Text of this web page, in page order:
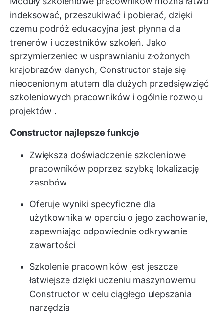
indeksować, przeszukiwać i pobierać, dzięki
czemu podróż edukacyjna jest płynna dla
trenerów i uczestników szkoleń. Jako
sprzymierzeniec w usprawnianiu złożonych
krajobrazów danych, Constructor staje się
nieocenionym atutem dla dużych przedsięwzięć
szkoleniowych pracowników i ogólnie rozwoju
projektów .
Constructor najlepsze funkcje
Zwiększa doświadczenie szkoleniowe
pracowników poprzez szybką lokalizację
zasobów
Oferuje wyniki specyficzne dla
użytkownika w oparciu o jego zachowanie,
zapewniając odpowiednie odkrywanie
zawartości
Szkolenie pracowników jest jeszcze
łatwiejsze dzięki uczeniu maszynowemu
Constructor w celu ciągłego ulepszania
narzędzia